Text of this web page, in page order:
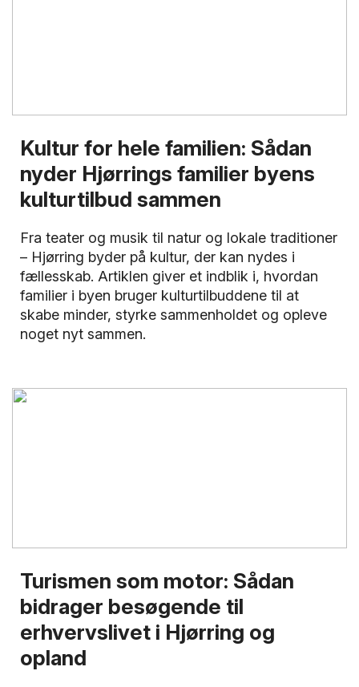
Kultur for hele familien: Sådan
nyder Hjørrings familier byens
kulturtilbud sammen
Fra teater og musik til natur og lokale traditioner
– Hjørring byder på kultur, der kan nydes i
fællesskab. Artiklen giver et indblik i, hvordan
familier i byen bruger kulturtilbuddene til at
skabe minder, styrke sammenholdet og opleve
noget nyt sammen.
Turismen som motor: Sådan
bidrager besøgende til
erhvervslivet i Hjørring og
opland